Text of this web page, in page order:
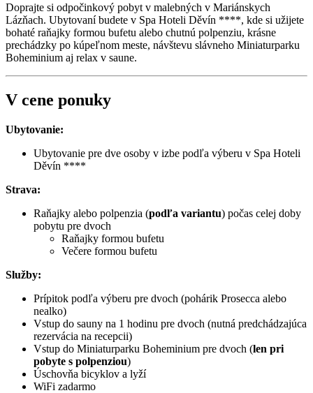
Doprajte si odpočinkový pobyt v malebných v Mariánskych
Lázňach. Ubytovaní budete v Spa Hoteli Děvín ****, kde si užijete
bohaté raňajky formou bufetu alebo chutnú polpenziu, krásne
prechádzky po kúpeľnom meste, návštevu slávneho Miniaturparku
Boheminium aj relax v saune.
V cene ponuky
Ubytovanie:
Ubytovanie pre dve osoby v izbe podľa výberu v Spa Hoteli
Děvín ****
Strava:
Raňajky alebo polpenzia (podľa variantu) počas celej doby
pobytu pre dvoch
Raňajky formou bufetu
Večere formou bufetu
Služby:
Prípitok podľa výberu pre dvoch (pohárik Prosecca alebo
nealko)
Vstup do sauny na 1 hodinu pre dvoch (nutná predchádzajúca
rezervácia na recepcii)
Vstup do Miniaturparku Boheminium pre dvoch (len pri
pobyte s polpenziou)
Úschovňa bicyklov a lyží
WiFi zadarmo